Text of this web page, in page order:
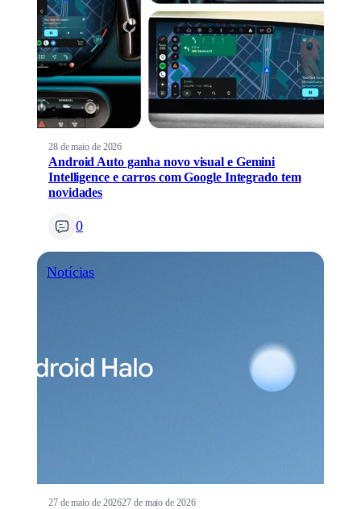
28 de maio de 2026
Android Auto ganha novo visual e Gemini
Intelligence e carros com Google Integrado tem
novidades
0
Notícias
27 de maio de 202627 de maio de 2026